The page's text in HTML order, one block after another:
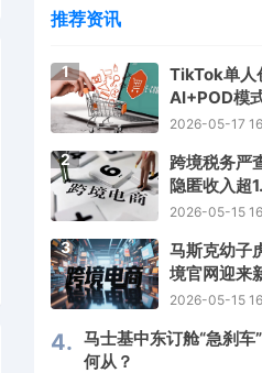
推荐资讯
1
TikTok单人
AI+POD模
2026-05-17
2
跨境税务严
隐匿收入超
2026-05-15
3
马斯克幼子
境官网迎来
2026-05-15
4. 马士基中东订舱“急刹
何从？